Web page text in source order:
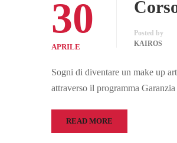
30
APRILE
Posted by
KAIROS
Sogni di diventare un make up
attraverso il programma
READ MORE